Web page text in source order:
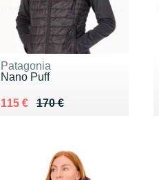
Patagonia
Nano Puff
170 €
Au lieu de 170 €
115 €
Vendu 115 €